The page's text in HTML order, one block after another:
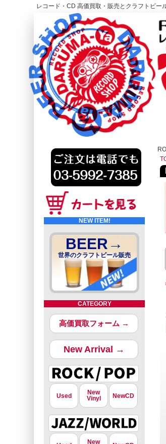
レコード・CD 高価買取・販売とクラフトビー
レコード高価買取はこちら
HOME
NEW ITEM!
BEER→
世界のクラフトビール販売
CATEGORY
高価買取フォーム →
New Arrival →
Used
New
Vinyl
NewCD
New